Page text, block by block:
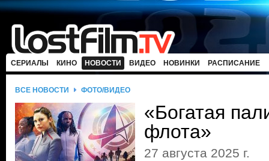
СЕРИАЛЫ КИНО НОВОСТИ ВИДЕО НОВИНКИ РАСПИСАНИЕ
ВСЕ НОВОСТИ ФОТО/ВИДЕО
«Богатая
флота»
27 августа 2025 г.